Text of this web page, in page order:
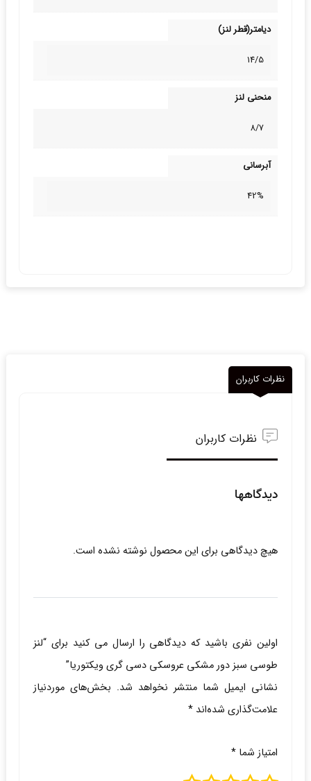
دیامتر(قطر لنز)
14/5
منحنی لنز
8/7
آبرسانی
42%
نظرات کاربران
نظرات کاربران
دیدگاهها
هیچ دیدگاهی برای این محصول نوشته نشده است.
اولین نفری باشید که دیدگاهی را ارسال می کنید برای “لنز
طوسی سبز دور مشکی عروسکی دسی گری ویکتوریا”
نشانی ایمیل شما منتشر نخواهد شد. بخش‌های موردنیاز
علامت‌گذاری شده‌اند *
امتیاز شما *